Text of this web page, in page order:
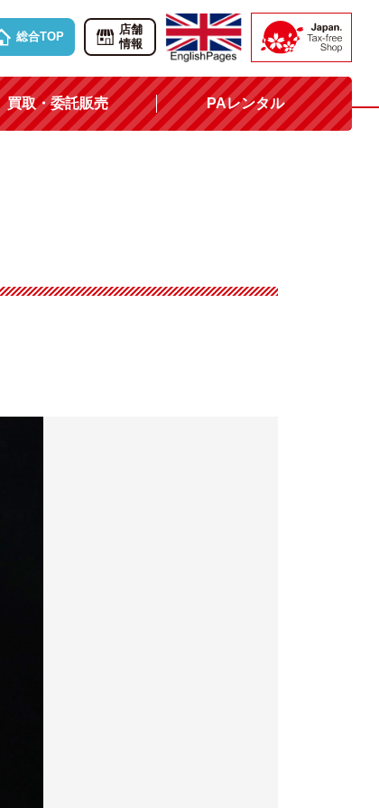
総合TOP
店舗
情報
買取・委託販売 PAレンタル